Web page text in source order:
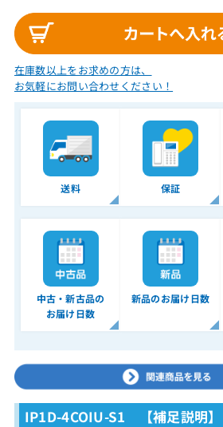
在庫数以上をお求めの方は、
お気軽にお問い合わせください！
送料 保証
中古・新古品の
お届け日数
新品のお届け日数
IP1D-4COIU-S1 【補足説明】